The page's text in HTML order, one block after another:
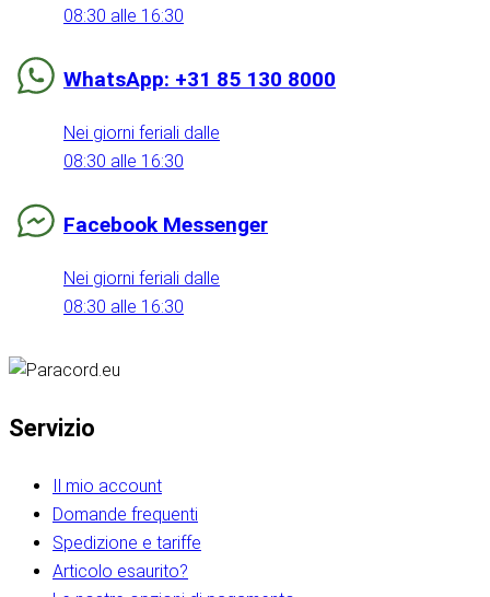
08:30 alle 16:30
WhatsApp: +31 85 130 8000
Nei giorni feriali dalle
08:30 alle 16:30
Facebook Messenger
Nei giorni feriali dalle
08:30 alle 16:30
Servizio
Il mio account
Domande frequenti
Spedizione e tariffe
Articolo esaurito?